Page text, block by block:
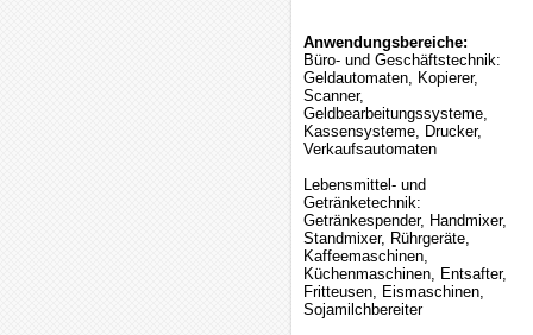
Anwendungsbereiche:
Büro- und Geschäftstechnik:
Geldautomaten, Kopierer,
Scanner,
Geldbearbeitungssysteme,
Kassensysteme, Drucker,
Verkaufsautomaten
Lebensmittel- und
Getränketechnik:
Getränkespender, Handmixer,
Standmixer, Rührgeräte,
Kaffeemaschinen,
Küchenmaschinen, Entsafter,
Fritteusen, Eismaschinen,
Sojamilchbereiter